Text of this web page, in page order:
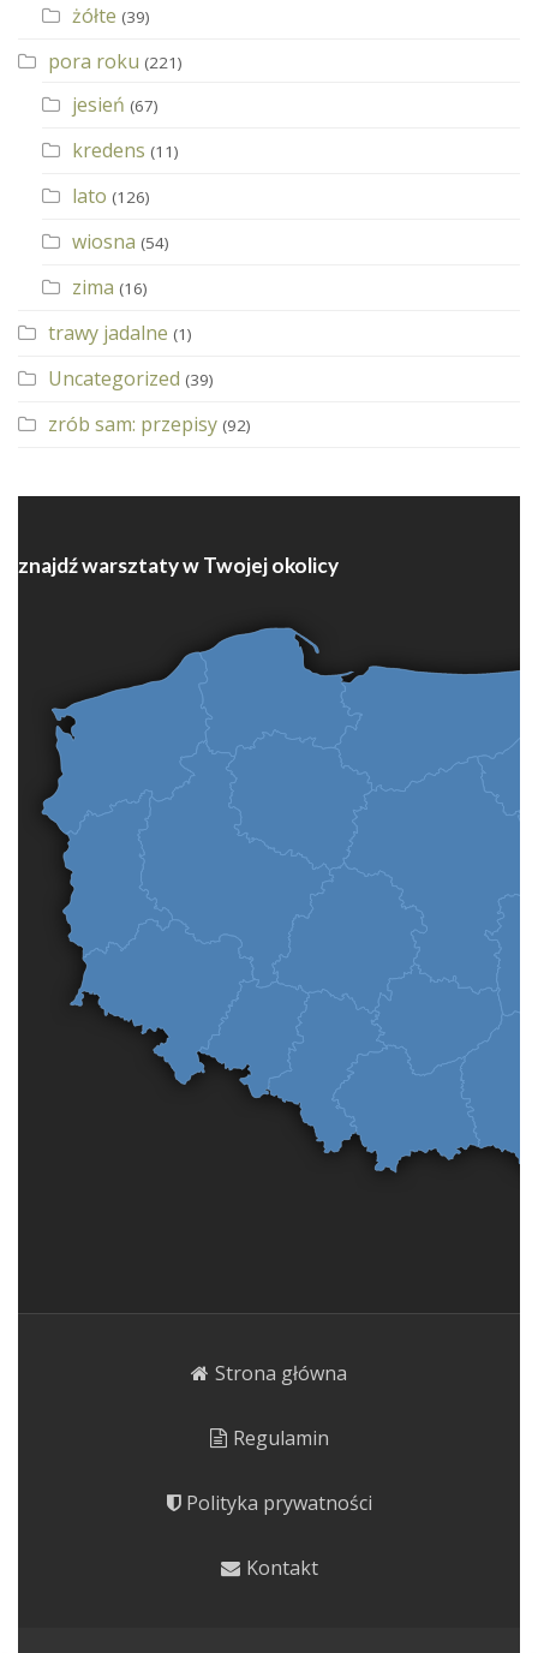
żółte (39)
pora roku (221)
jesień (67)
kredens (11)
lato (126)
wiosna (54)
zima (16)
trawy jadalne (1)
Uncategorized (39)
zrób sam: przepisy (92)
znajdź warsztaty w Twojej okolicy
Strona główna
Regulamin
Polityka prywatności
Kontakt